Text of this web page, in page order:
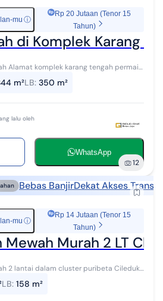
mu ⓘ
Rp 20 Jutaan (Tenor 15
Tahun)
di Komplek Karang
m²LB: 350 m²
lalu oleh
WhatsApp
12
Bebas BanjirDekat Akses
mu ⓘ
Rp 14 Jutaan (Tenor 15
Tahun)
Mewah Murah 2 LT
2 lantai dalam cluster puribeta Cileduk
,akses 2 mobil nyaman asri ,dkt ke
LB: 158 m²